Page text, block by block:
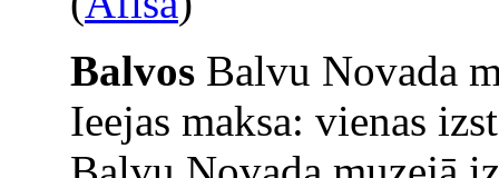
Balvos Balvu Novada
Ieejas maksa: vienas